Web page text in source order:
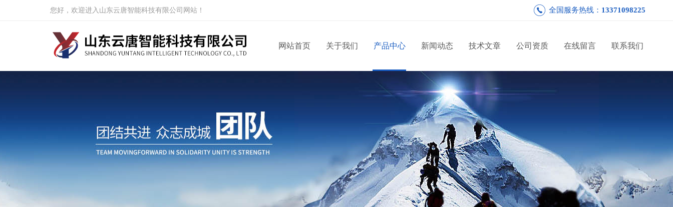
您好，欢迎进入山东云唐智能科技有限公司网站！ 全国服务热线： 13371098225
网站首页 关于我们 产品中心 新闻动态 技术文章 公司资质 在线留言 联系我们